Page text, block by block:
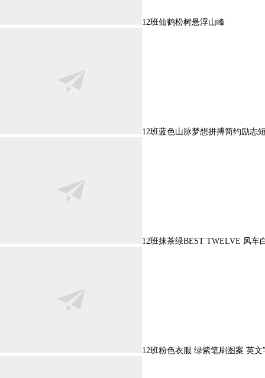
12班仙鹤松树悬浮山峰
12班蓝色山脉梦想拼搏简约励志
12班抹茶绿BEST TWELVE 风车
12班粉色衣服 绿紫笔刷图案 英文